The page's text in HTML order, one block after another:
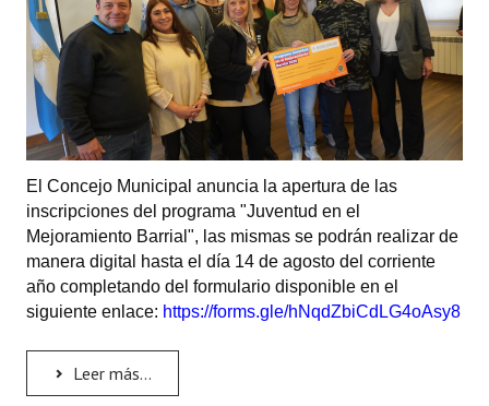
Constitución Provincial
Carta Orgánica 2007
Reglamento Interno
Organigrama
DOCUMENTOS
Informes de Gestión
El Concejo Municipal anuncia la apertura de las
inscripciones del programa "Juventud en el
Mejoramiento Barrial", las mismas se podrán realizar de
manera digital hasta el día 14 de agosto del corriente
año completando del formulario disponible en el
siguiente enlace: https://forms.gle/hNqdZbiCdLG4oAsy8
Leer más...